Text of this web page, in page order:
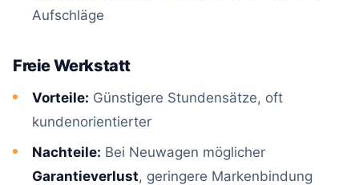
Aufschläge
Freie Werkstatt
Vorteile: Günstigere Stundensätze, oft
kundenorientierter
Nachteile: Bei Neuwagen möglicher
Garantieverlust, geringere Markenbindung